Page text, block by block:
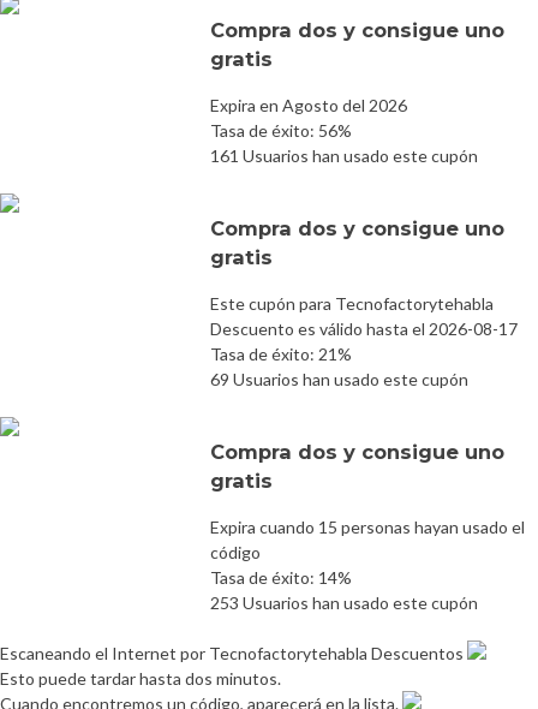
Compra dos y consigue uno
gratis
Expira en Agosto del 2026
Tasa de éxito: 56%
161 Usuarios han usado este cupón
Compra dos y consigue uno
gratis
Este cupón para Tecnofactorytehabla
Descuento es válido hasta el 2026-08-17
Tasa de éxito: 21%
69 Usuarios han usado este cupón
Compra dos y consigue uno
gratis
Expira cuando 15 personas hayan usado el
código
Tasa de éxito: 14%
253 Usuarios han usado este cupón
Escaneando el Internet por Tecnofactorytehabla Descuentos
Esto puede tardar hasta dos minutos.
Cuando encontremos un código, aparecerá en la lista.